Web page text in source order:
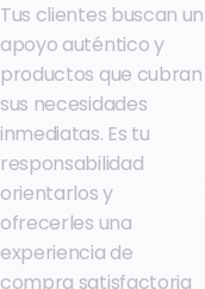
Tus clientes buscan un
apoyo auténtico y
productos que cubran
sus necesidades
inmediatas. Es tu
responsabilidad
orientarlos y
ofrecerles una
experiencia de
compra satisfactoria